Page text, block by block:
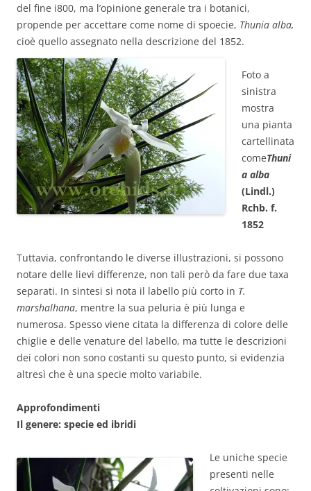
del fine i800, ma l’opinione generale tra i botanici,
propende per accettare come nome di spoecie, Thunia alba,
cioè quello assegnato nella descrizione del 1852.
Foto a
sinistra
mostra
una pianta
cartellinata
comeThuni
a alba
(Lindl.)
Rchb. f.
1852
Tuttavia, confrontando le diverse illustrazioni, si possono
notare delle lievi differenze, non tali però da fare due taxa
separati. In sintesi si nota il labello più corto in T.
marshalhana, mentre la sua peluria è più lunga e
numerosa. Spesso viene citata la differenza di colore delle
chiglie e delle venature del labello, ma tutte le descrizioni
dei colori non sono costanti su questo punto, si evidenzia
altresì che è una specie molto variabile.
Approfondimenti
Il genere: specie ed ibridi
Le uniche specie
presenti nelle